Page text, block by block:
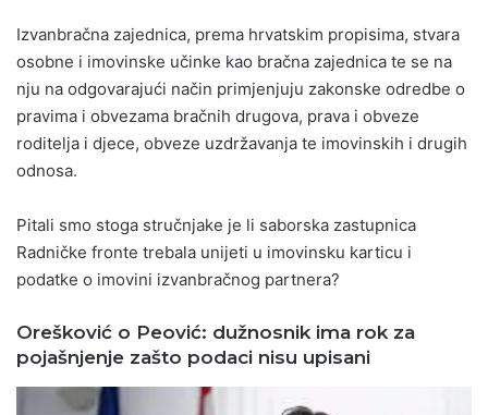
Izvanbračna zajednica, prema hrvatskim propisima, stvara
osobne i imovinske učinke kao bračna zajednica te se na
nju na odgovarajući način primjenjuju zakonske odredbe o
pravima i obvezama bračnih drugova, prava i obveze
roditelja i djece, obveze uzdržavanja te imovinskih i drugih
odnosa.
Pitali smo stoga stručnjake je li saborska zastupnica
Radničke fronte trebala unijeti u imovinsku karticu i
podatke o imovini izvanbračnog partnera?
Orešković o Peović: dužnosnik ima rok za
pojašnjenje zašto podaci nisu upisani